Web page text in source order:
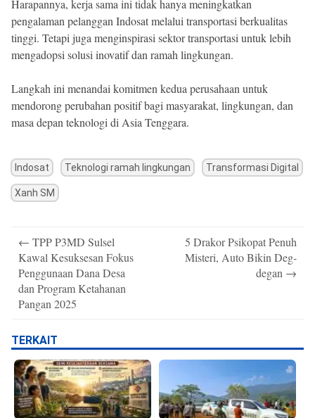
Harapannya, kerja sama ini tidak hanya meningkatkan
pengalaman pelanggan Indosat melalui transportasi berkualitas
tinggi. Tetapi juga menginspirasi sektor transportasi untuk lebih
mengadopsi solusi inovatif dan ramah lingkungan.
Langkah ini menandai komitmen kedua perusahaan untuk
mendorong perubahan positif bagi masyarakat, lingkungan, dan
masa depan teknologi di Asia Tenggara.
Indosat Teknologi ramah lingkungan Transformasi Digital
Xanh SM
navigation
← TPP P3MD Sulsel
Kawal Kesuksesan Fokus
Penggunaan Dana Desa
dan Program Ketahanan
Pangan 2025
5 Drakor Psikopat Penuh
Misteri, Auto Bikin Deg-
degan →
TERKAIT